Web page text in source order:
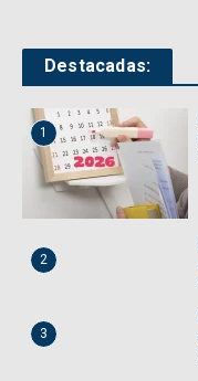
Destacadas:
1
2
3